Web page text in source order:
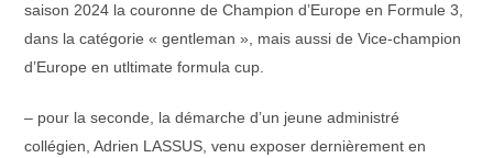
saison 2024 la couronne de Champion d’Europe en Formule 3,
dans la catégorie « gentleman », mais aussi de Vice-champion
d’Europe en utltimate formula cup.
– pour la seconde, la démarche d’un jeune administré
collégien, Adrien LASSUS, venu exposer dernièrement en